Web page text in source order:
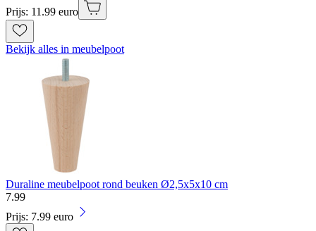
Prijs: 11.99 euro
Bekijk alles in meubelpoot
Duraline meubelpoot rond beuken Ø2,5x5x10 cm
7.99
Prijs: 7.99 euro